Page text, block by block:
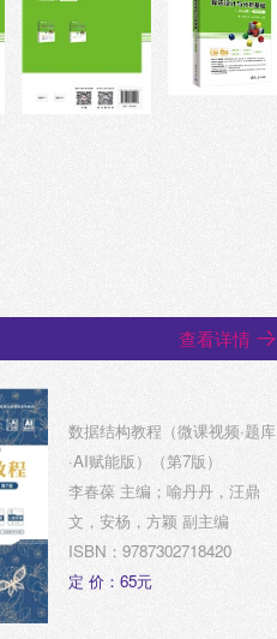
查看详情
数据结构教程（微课视频·题库
·AI赋能版）（第7版）
李春葆 主编；喻丹丹，汪鼎
文，安杨，方颖 副主编
ISBN：9787302718420
定 价：65元